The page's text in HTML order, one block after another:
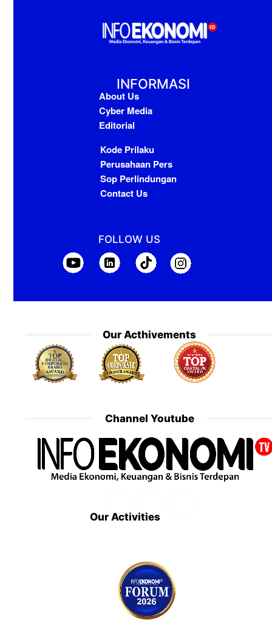
INFORMASI
About Us
Cyber Media
Editorial
Kode Prilaku
Perusahaan Pers
Sop Perlindungan
Contact Us
FOLLOW US
Our Acthivements
Channel Youtube
Our Activities